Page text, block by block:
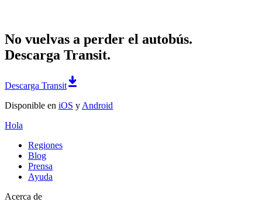
No vuelvas a perder el autobús.
Descarga Transit.
Descarga Transit
Disponible en iOS y Android
Hola
Regiones
Blog
Prensa
Ayuda
Acerca de